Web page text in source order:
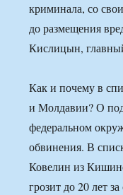
криминала, со
до размещения
Кислицын,
Как и почему в
и Молдавии? О
федеральном
обвинения. В
Ковелин из
грозит до 20 лет